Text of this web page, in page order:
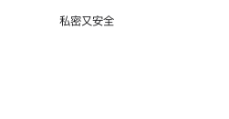
私密又安全